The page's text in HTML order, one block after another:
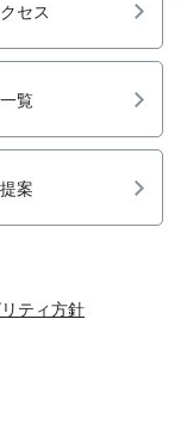
セス
覧
案
ティ方針